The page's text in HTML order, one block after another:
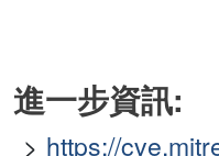
進一步資訊:
https://